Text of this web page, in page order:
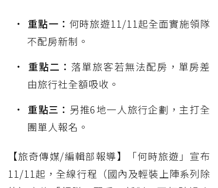
重點一： 何時旅遊11/11起全面實施領隊
不配房新制。
重點二： 落單旅客若無法配房，單房差
由旅行社全額吸收。
重點三： 另推6地一人旅行企劃，主打全
團單人報名。
【旅奇傳媒/編輯部報導】「何時旅遊」宣布
11/11起，全線行程（國內及輕裝上陣系列除